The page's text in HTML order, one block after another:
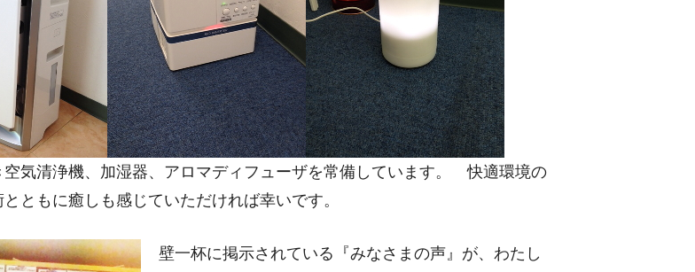
空気清浄機、加湿器、アロマディフューザを常備しています。 快適環境の
ともに癒しも感じていただければ幸いです。
壁一杯に掲示されている『みなさまの声』が、わたし